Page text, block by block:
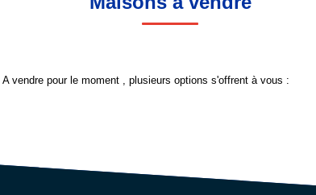
vendre pour le moment , plusieurs options s'offrent à vous :